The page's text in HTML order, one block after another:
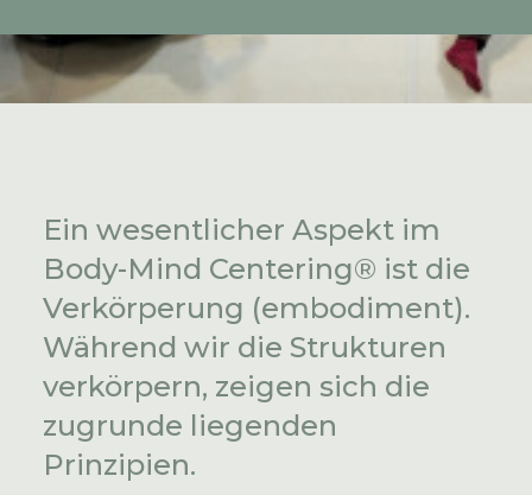
Ein wesentlicher Aspekt im
Body-Mind Centering® ist die
Verkörperung (embodiment).
Während wir die Strukturen
verkörpern, zeigen sich die
zugrunde liegenden
Prinzipien.